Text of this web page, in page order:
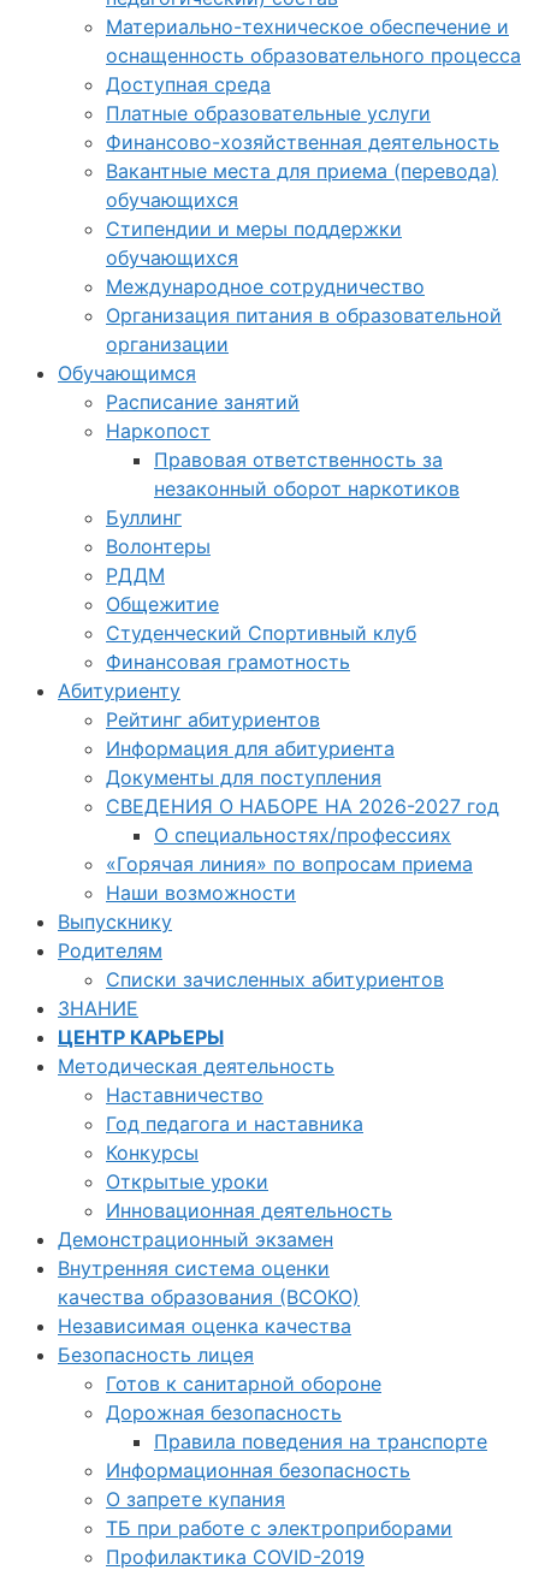
Материально-техническое обеспечение и
оснащенность образовательного процесса
Доступная среда
Платные образовательные услуги
Финансово-хозяйственная деятельность
Вакантные места для приема (перевода)
обучающихся
Стипендии и меры поддержки
обучающихся
Международное сотрудничество
Организация питания в образовательной
организации
Обучающимся
Расписание занятий
Наркопост
Правовая ответственность за
незаконный оборот наркотиков
Буллинг
Волонтеры
РДДМ
Общежитие
Студенческий Спортивный клуб
Финансовая грамотность
Абитуриенту
Рейтинг абитуриентов
Информация для абитуриента
Документы для поступления
СВЕДЕНИЯ О НАБОРЕ НА 2026-2027 год
О специальностях/профессиях
«Горячая линия» по вопросам приема
Наши возможности
Выпускнику
Родителям
Списки зачисленных абитуриентов
ЗНАНИЕ
ЦЕНТР КАРЬЕРЫ
Методическая деятельность
Наставничество
Год педагога и наставника
Конкурсы
Открытые уроки
Инновационная деятельность
Демонстрационный экзамен
Внутренняя система оценки
качества образования (ВСОКО)
Независимая оценка качества
Безопасность лицея
Готов к санитарной обороне
Дорожная безопасность
Правила поведения на транспорте
Информационная безопасность
О запрете купания
ТБ при работе с электроприборами
Профилактика COVID-2019